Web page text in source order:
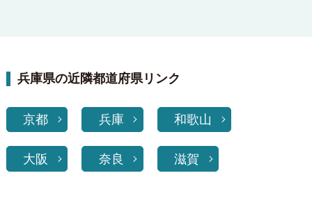
兵庫県の近隣都道府県リンク
京都 兵庫 和歌山
大阪 奈良 滋賀